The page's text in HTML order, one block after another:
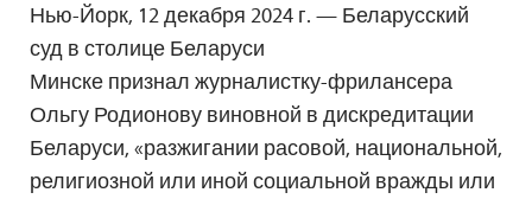
Нью-Йорк, 12 декабря 2024 г. — Беларусский
суд в столице Беларуси
Минске признал журналистку-фрилансера
Ольгу Родионову виновной в дискредитации
Беларуси, «разжигании расовой, национальной,
религиозной или иной социальной вражды или